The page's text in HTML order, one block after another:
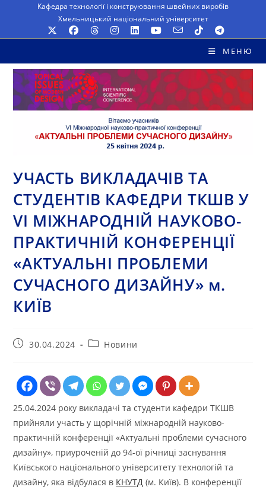
вмісту
Кафедра технології і конструювання швейних виробів
Хмельницький національний університет
МЕНЮ
УЧАСТЬ ВИКЛАДАЧІВ ТА
СТУДЕНТІВ КАФЕДРИ ТКШВ У
VI МІЖНАРОДНІЙ НАУКОВО-
ПРАКТИЧНІЙ КОНФЕРЕНЦІЇ
«АКТУАЛЬНІ ПРОБЛЕМИ
СУЧАСНОГО ДИЗАЙНУ» м.
КИЇВ
Запис30.04.2024
Категорія
Новини
25.04.2024 року викладачі та студенти кафедри ТКШВ
прийняли участь у щорічній міжнародній науково-
практичній конференції «Актуальні проблеми сучасного
дизайну», приуроченій до 94-ої річниці заснування
Київського національного університету технологій та
дизайну, яка відбулася в КНУТД (м. Київ). В конференції